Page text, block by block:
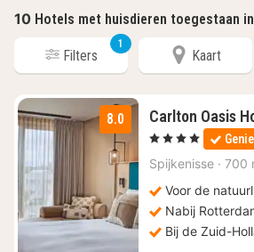
10 Hotels met huisdieren toegestaan
Filters
1
Kaart
8.0 Carlton Oasis
, 4 Sterren
Spijkenisse · 700
Voor de
Nabij
Bij de Zuid-